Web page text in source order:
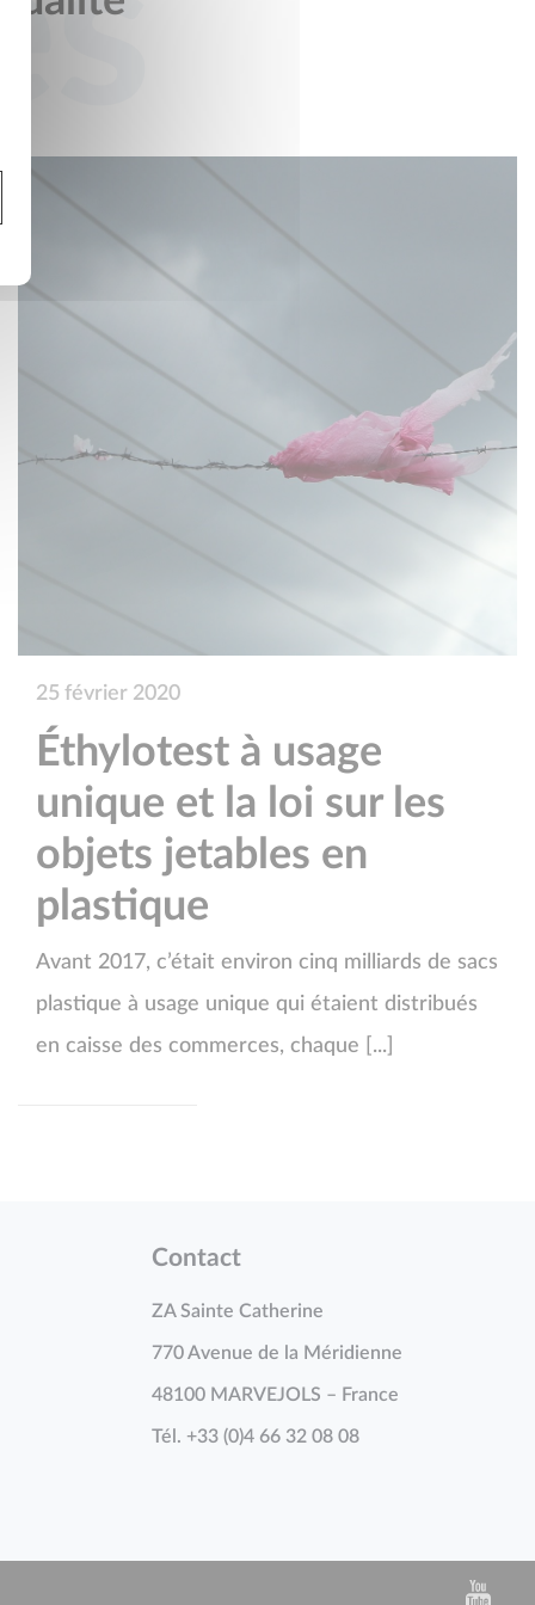
25 février 2020
Éthylotest à usage
unique et la loi sur les
objets jetables en
plastique
Avant 2017, c’était environ cinq milliards de sacs
plastique à usage unique qui étaient distribués
en caisse des commerces, chaque [...]
Contact
ZA Sainte Catherine
770 Avenue de la Méridienne
48100 MARVEJOLS – France
Tél. +33 (0)4 66 32 08 08